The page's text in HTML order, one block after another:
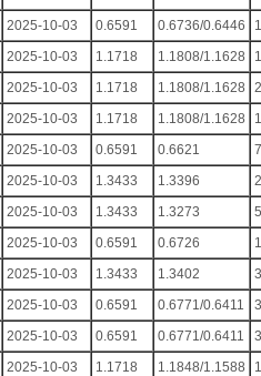
2025-10-03 0.6591 0.6736/0.6446
2025-10-03 1.1718 1.1808/1.1628
2025-10-03 1.1718 1.1808/1.1628
2025-10-03 1.1718 1.1808/1.1628
2025-10-03 0.6591 0.6621
2025-10-03 1.3433 1.3396
2025-10-03 1.3433 1.3273
2025-10-03 0.6591 0.6726
2025-10-03 1.3433 1.3402
2025-10-03 0.6591 0.6771/0.6411
2025-10-03 0.6591 0.6771/0.6411
2025-10-03 1.1718 1.1848/1.1588